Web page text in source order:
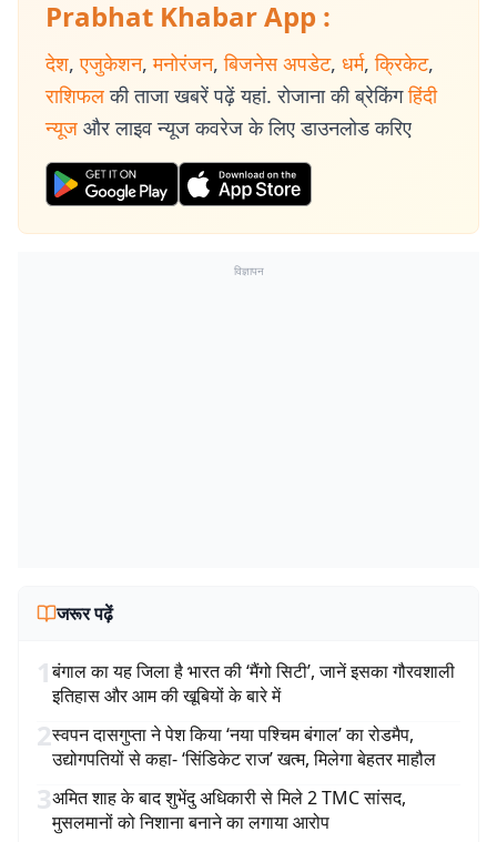
Prabhat Khabar App :
देश, एजुकेशन, मनोरंजन, बिजनेस अपडेट, धर्म, क्रिकेट,
राशिफल की ताजा खबरें पढ़ें यहां. रोजाना की ब्रेकिंग हिंदी
न्यूज और लाइव न्यूज कवरेज के लिए डाउनलोड करिए
विज्ञापन
जरूर पढ़ें
1बंगाल का यह जिला है भारत की ‘मैंगो सिटी’, जानें इसका गौरवशाली
इतिहास और आम की खूबियों के बारे में
2स्वपन दासगुप्ता ने पेश किया ‘नया पश्चिम बंगाल’ का रोडमैप,
उद्योगपतियों से कहा- ‘सिंडिकेट राज’ खत्म, मिलेगा बेहतर माहौल
3अमित शाह के बाद शुभेंदु अधिकारी से मिले 2 TMC सांसद,
मुसलमानों को निशाना बनाने का लगाया आरोप